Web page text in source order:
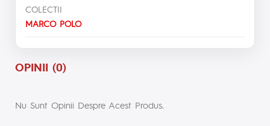
COLECTII
MARCO POLO
OPINII (0)
Nu Sunt Opinii Despre Acest Produs.